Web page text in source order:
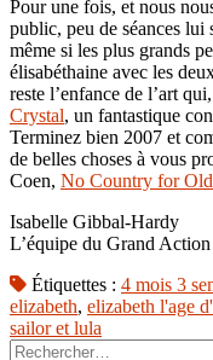
Pour une fois, et nous
public, peu de séances lui
même si les plus grands
élisabéthaine avec les
reste l’enfance de l’art
Crystal, un fantastique
Terminez bien 2007 et
de belles choses à vous
Coen, No Country for
Isabelle Gibbal-Hardy
L’équipe du Grand Action
Étiquettes : 4 mois 3
elizabeth, elizabeth l'age
sailor et lula
Rechercher :